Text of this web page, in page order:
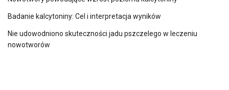
Badanie kalcytoniny: Cel i interpretacja wyników
Nie udowodniono skuteczności jadu pszczelego w leczeniu
nowotworów